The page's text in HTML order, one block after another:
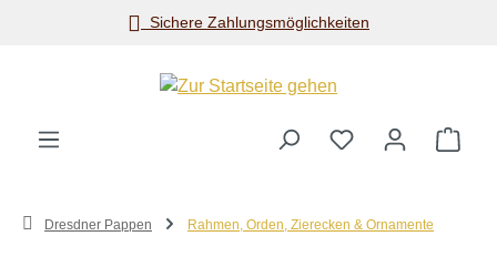
Zum Hauptinhalt springenSichere Zahlungsmöglichkeiten
Dresdner Pappen Rahmen, Orden, Zierecken & Ornamente